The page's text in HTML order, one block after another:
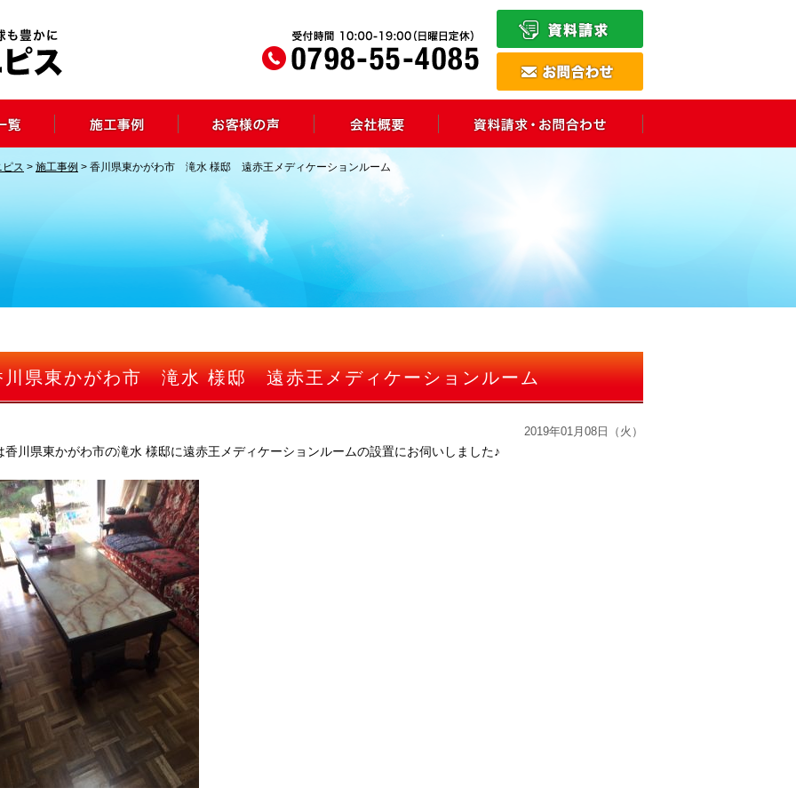
ス > 施工事例 > 香川県東かがわ市 滝水 様邸 遠赤王メディケーションルーム
川県東かがわ市 滝水 様邸 遠赤王メディケーションルーム
2019年01月08日（火）
香川県東かがわ市の滝水 様邸に遠赤王メディケーションルームの設置にお伺いしました♪